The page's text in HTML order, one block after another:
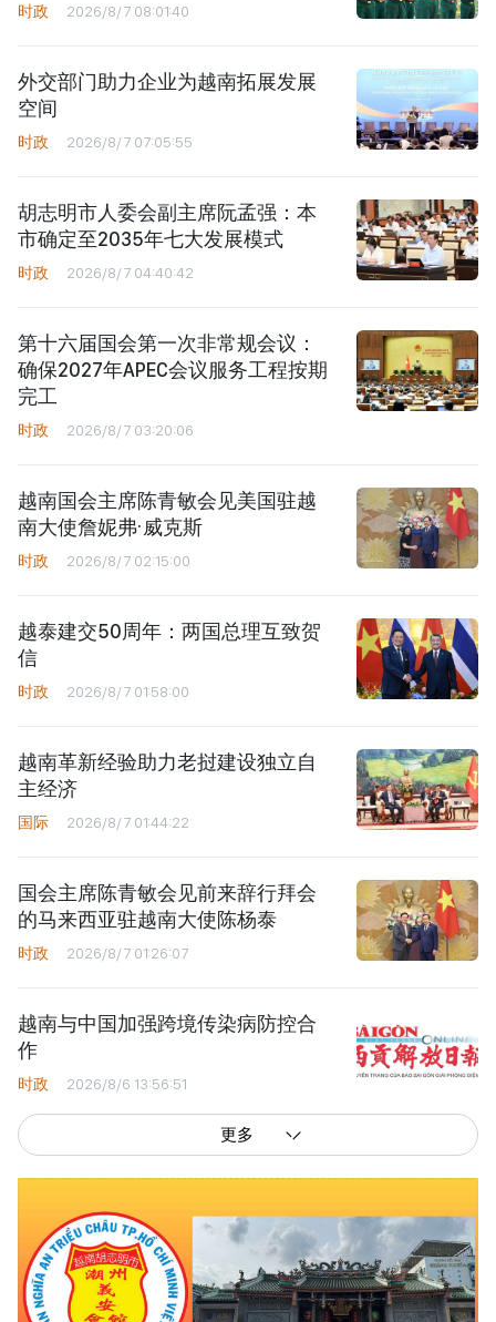
时政 2026/8/7 08:01:40
外交部门助力企业为越南拓展发展
空间
时政 2026/8/7 07:05:55
胡志明市人委会副主席阮孟强：本
市确定至2035年七大发展模式
时政 2026/8/7 04:40:42
第十六届国会第一次非常规会议：
确保2027年APEC会议服务工程按期
完工
时政 2026/8/7 03:20:06
越南国会主席陈青敏会见美国驻越
南大使詹妮弗·威克斯
时政 2026/8/7 02:15:00
越泰建交50周年：两国总理互致贺
信
时政 2026/8/7 01:58:00
越南革新经验助力老挝建设独立自
主经济
国际 2026/8/7 01:44:22
国会主席陈青敏会见前来辞行拜会
的马来西亚驻越南大使陈杨泰
时政 2026/8/7 01:26:07
越南与中国加强跨境传染病防控合
作
时政 2026/8/6 13:56:51
更多